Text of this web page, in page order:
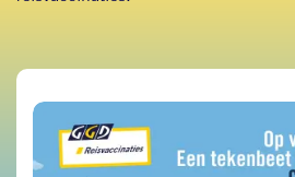
Afbeelding